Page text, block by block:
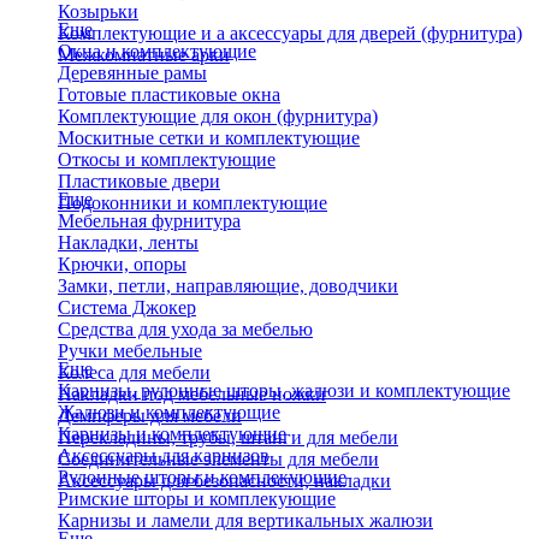
Козырьки
Комплектующие и а аксессуары для дверей (фурнитура)
Межкомнатные арки
Еще
Окна и комплектующие
Деревянные рамы
Готовые пластиковые окна
Комплектующие для окон (фурнитура)
Москитные сетки и комплектующие
Откосы и комплектующие
Пластиковые двери
Подоконники и комплектующие
Еще
Мебельная фурнитура
Накладки, ленты
Крючки, опоры
Замки, петли, направляющие, доводчики
Система Джокер
Средства для ухода за мебелью
Ручки мебельные
Колеса для мебели
Накладки под мебельные ножки
Демпферы для мебели
Перекладины, трубы, штанги для мебели
Соединительные элементы для мебели
Аксессуары для безопасности, накладки
Еще
Карнизы, рулонные шторы, жалюзи и комплектующие
Жалюзи и комплектующие
Карнизы и комплектующие
Аксессуары для карнизов
Рулонные шторы и комплекующие
Римские шторы и комплекующие
Карнизы и ламели для вертикальных жалюзи